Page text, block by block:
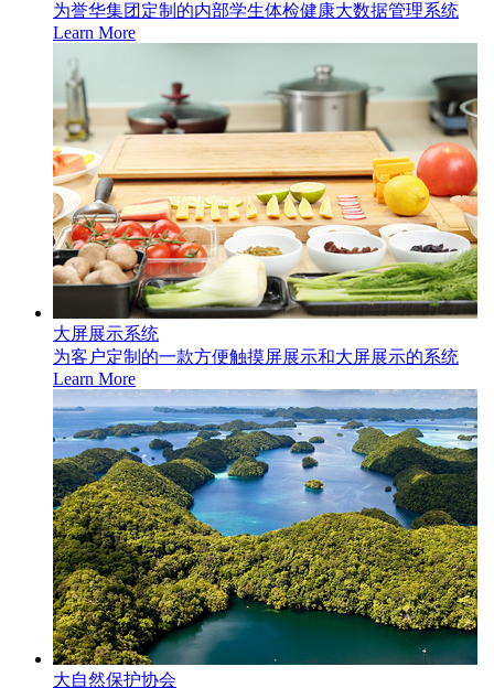
为誉华集团定制的内部学生体检健康大数据管理系统
Learn More
大屏展示系统
为客户定制的一款方便触摸屏展示和大屏展示的系统
Learn More
大自然保护协会